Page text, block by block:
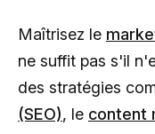
Maîtrisez le
ne suffit pas s'il
des stratégies
(SEO), le content